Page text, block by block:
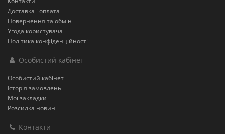
Доставка і оплата
Повернення та обмін
Угода користувача
Політика конфіденційності
Особистий кабінет
Особистий кабінет
Історія замовлень
Мої закладки
Розсилка новин
Контакти